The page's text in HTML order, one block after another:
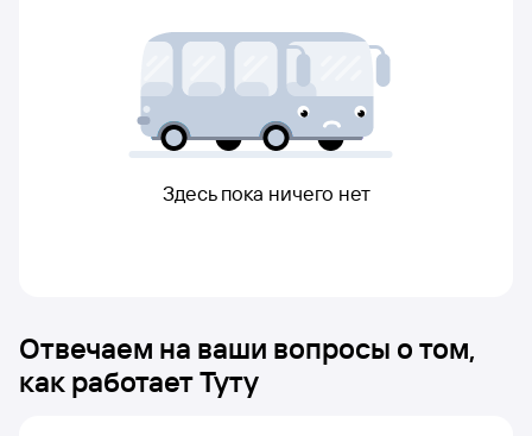
Здесь пока ничего нет
Отвечаем на ваши вопросы о том,
как работает Туту